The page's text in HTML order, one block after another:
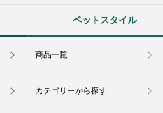
ペットスタイル
商品一覧
カテゴリーから探す